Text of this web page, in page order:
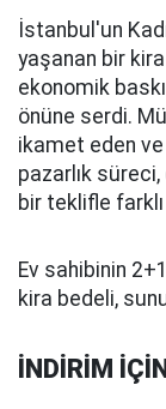
İstanbul'un
yaşanan bir
ekonomik
önüne serdi.
ikamet eden
pazarlık
bir teklifle
Ev sahibinin
kira bedeli,
İNDİRİM